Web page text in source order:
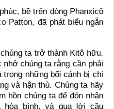
bề trên dòng Phanxicô
Patton, đã phát biểu ngắn
ta trở thành Kitô hữu.
chúng ta rằng cần phải
những bối cảnh bị chi
và hận thù. Chúng ta hãy
hồn chúng ta để đón nhận
bình, và qua lời cầu